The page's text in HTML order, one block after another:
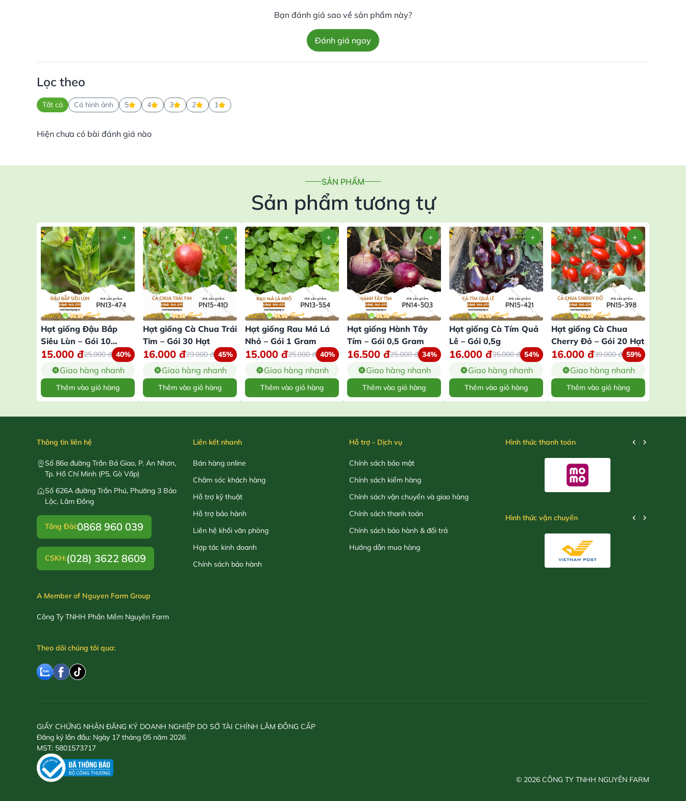
Bạn đánh giá sao về sản phẩm này?
Đánh giá ngay
Lọc theo
Tất cả Có hình ảnh 5 4 3 2 1
Hiện chưa có bài đánh giá nào
SẢN PHẨM
Sản phẩm tương tự
Hạt giống Đậu Bắp
Siêu Lùn – Gói 10
Gram
15.000 đ25.000đ 40%
Giao hàng nhanh
Thêm vào giỏ hàng
Hạt giống Cà Chua Trái
Tim – Gói 30 Hạt
16.000 đ29.000đ 45%
Giao hàng nhanh
Thêm vào giỏ hàng
Hạt giống Rau Má Lá
Nhỏ – Gói 1 Gram
15.000 đ25.000đ 40%
Giao hàng nhanh
Thêm vào giỏ hàng
Hạt giống Hành Tây
Tím – Gói 0,5 Gram
16.500 đ25.000đ 34%
Giao hàng nhanh
Thêm vào giỏ hàng
Hạt giống Cà Tím Quả
Lê – Gói 0,5g
16.000 đ35.000đ 54%
Giao hàng nhanh
Thêm vào giỏ hàng
Hạt giống Cà Chua
Cherry Đỏ – Gói 20 Hạt
16.000 đ39.000đ 59%
Giao hàng nhanh
Thêm vào giỏ hàng
Thông tin liên hệ
Số 86a đường Trần Bá Giao, P. An Nhơn,
Tp. Hồ Chí Minh (P5, Gò Vấp)
Số 626A đường Trần Phú, Phường 3 Bảo
Lộc, Lâm Đồng
Tổng Đài:0868 960 039
CSKH:(028) 3622 8609
A Member of Nguyen Farm Group
Công Ty TNHH Phần Mềm Nguyên Farm
Theo dõi chúng tôi qua:
Liên kết nhanh
Bán hàng online
Chăm sóc khách hàng
Hỗ trợ kỹ thuật
Hỗ trợ bảo hành
Liên hệ khối văn phòng
Hợp tác kinh doanh
Chính sách bảo hành
Hỗ trợ - Dịch vụ
Chính sách bảo mật
Chính sách kiểm hàng
Chính sách vận chuyển và giao hàng
Chính sách thanh toán
Chính sách bảo hành & đổi trả
Hướng dẫn mua hàng
Hình thức thanh toán
Hình thức vận chuyển
GIẤY CHỨNG NHẬN ĐĂNG KÝ DOANH NGHIỆP DO SỞ TÀI CHÍNH LÂM ĐỒNG CẤP
Đăng ký lần đầu: Ngày 17 tháng 05 năm 2026
MST: 5801573717
© 2026 CÔNG TY TNHH NGUYÊN FARM